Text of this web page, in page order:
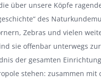
über unsere Köpfe
des
Zebras und vielen
sie offenbar unterwegs
der gesamten
stehen: zusammen